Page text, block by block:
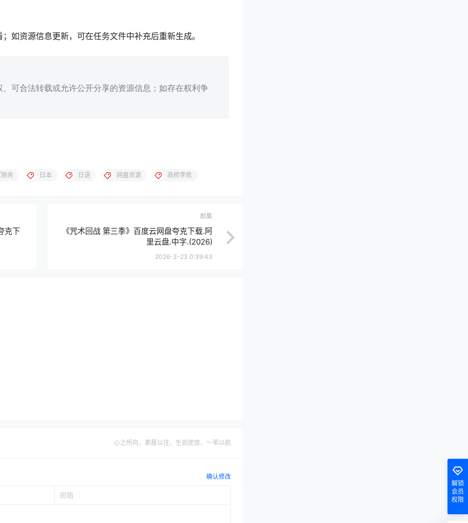
如资源信息更新，可在任务文件中补充后重新生成。
可合法转载或允许公开分享的资源信息；如存在权利争
央 日本 日语 网盘资源 高桥李依
克下
剧集
《咒术回战 第三季》百度云网盘夸克下载.阿
里云盘.中字.(2026)
2026-3-23 0:39:43
心之所向，素履以往，生如逆旅，一苇以航
确认修改
解锁
会员
权限